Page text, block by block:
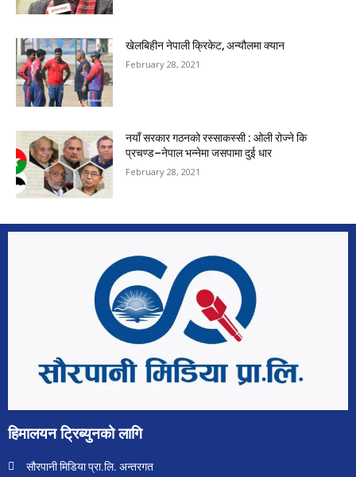
खेलबिहीन नेपाली क्रिकेट, अन्यौलमा क्यान
February 28, 2021
नयाँ सरकार गठनको रस्साकस्सी : ओली रोज्ने कि
प्रचण्ड–नेपाल भन्नेमा जसपामा दुई धार
February 28, 2021
हिमालयन ट्रिब्युनको लागि
सौरपानी मिडिया प्रा.लि. अन्तरगत